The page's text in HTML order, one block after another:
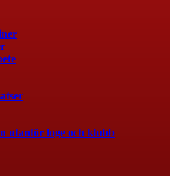
utanför loge och klubb